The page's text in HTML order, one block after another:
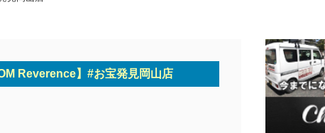
Reverence】#お宝発見岡山店